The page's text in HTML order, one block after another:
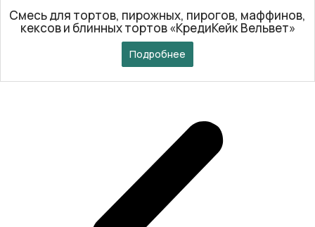
Смесь для тортов, пирожных, пирогов, маффинов,
кексов и блинных тортов «КредиКейк Вельвет»
Подробнее